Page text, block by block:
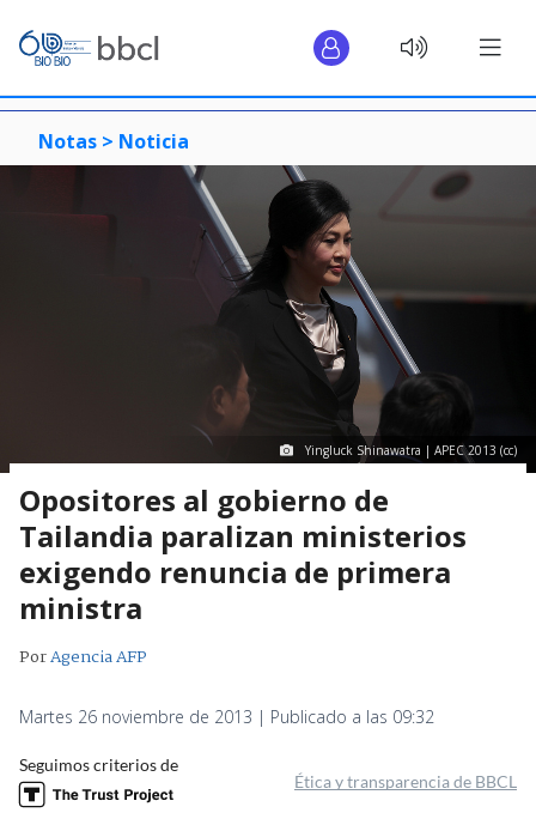
Notas > Noticia
Yingluck Shinawatra | APEC 2013 (cc)
Opositores al gobierno de
Tailandia paralizan ministerios
exigendo renuncia de primera
ministra
PorAgencia AFP
Martes 26 noviembre de 2013 | Publicado a las 09:32
Seguimos criterios de
Ética y transparencia de BBCL